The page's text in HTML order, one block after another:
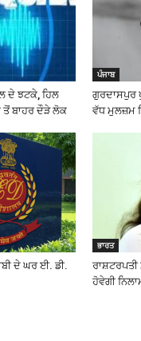
ਦੇ ਝਟਕੇ, ਹਿਲ
ਤੋਂ ਬਾਹਰ ਦੌੜੇ ਲੋਕ
ਪੰਜਾਬ
ਗੁਰਦਾਸਪੁਰ
ਵੱਧ ਮੁਲਜ਼ਮ
ਦੇ ਘਰ ਈ. ਡੀ.
ਭਾਰਤ
ਹੋਵੇਗੀ